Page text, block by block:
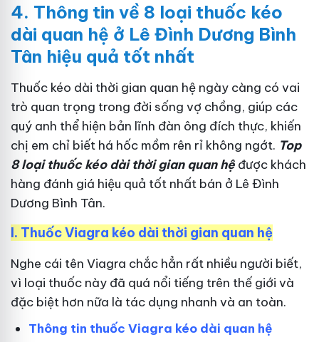
4. Thông tin về 8 loại thuốc kéo
dài quan hệ ở Lê Đình Dương Bình
Tân hiệu quả tốt nhất
Thuốc kéo dài thời gian quan hệ ngày càng có vai
trò quan trọng trong đời sống vợ chồng, giúp các
quý anh thể hiện bản lĩnh đàn ông đích thực, khiến
chị em chỉ biết há hốc mồm rên rỉ không ngớt. Top
8 loại thuốc kéo dài thời gian quan hệ được khách
hàng đánh giá hiệu quả tốt nhất bán ở Lê Đình
Dương Bình Tân.
I. Thuốc Viagra kéo dài thời gian quan hệ
Nghe cái tên Viagra chắc hẳn rất nhiều người biết,
vì loại thuốc này đã quá nổi tiếng trên thế giới và
đặc biệt hơn nữa là tác dụng nhanh và an toàn.
Thông tin thuốc Viagra kéo dài quan hệ